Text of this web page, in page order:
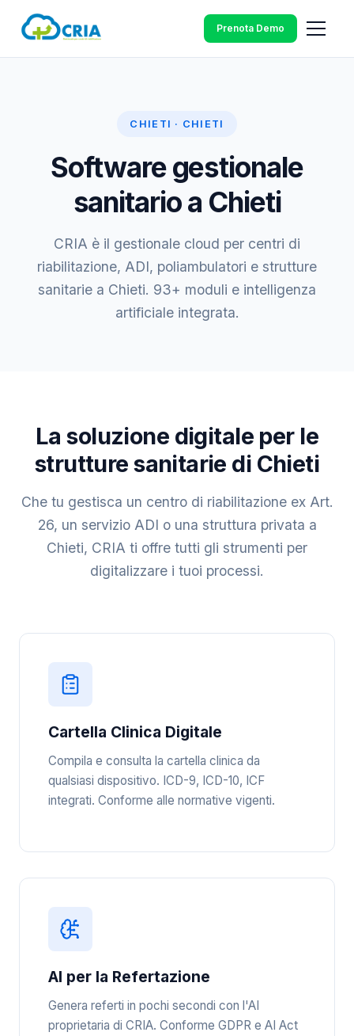
Prenota Demo
CHIETI · CHIETI
Software gestionale
sanitario a Chieti
CRIA è il gestionale cloud per centri di
riabilitazione, ADI, poliambulatori e strutture
sanitarie a Chieti. 93+ moduli e intelligenza
artificiale integrata.
La soluzione digitale per le
strutture sanitarie di Chieti
Che tu gestisca un centro di riabilitazione ex Art.
26, un servizio ADI o una struttura privata a
Chieti, CRIA ti offre tutti gli strumenti per
digitalizzare i tuoi processi.
Cartella Clinica Digitale
Compila e consulta la cartella clinica da
qualsiasi dispositivo. ICD-9, ICD-10, ICF
integrati. Conforme alle normative vigenti.
AI per la Refertazione
Genera referti in pochi secondi con l'AI
proprietaria di CRIA. Conforme GDPR e AI Act